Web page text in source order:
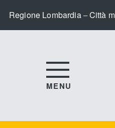
Regione Lombardia–Città
MENU